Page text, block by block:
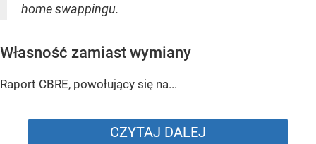
home swappingu.
Własność zamiast wymiany
Raport CBRE, powołujący się na...
CZYTAJ DALEJ